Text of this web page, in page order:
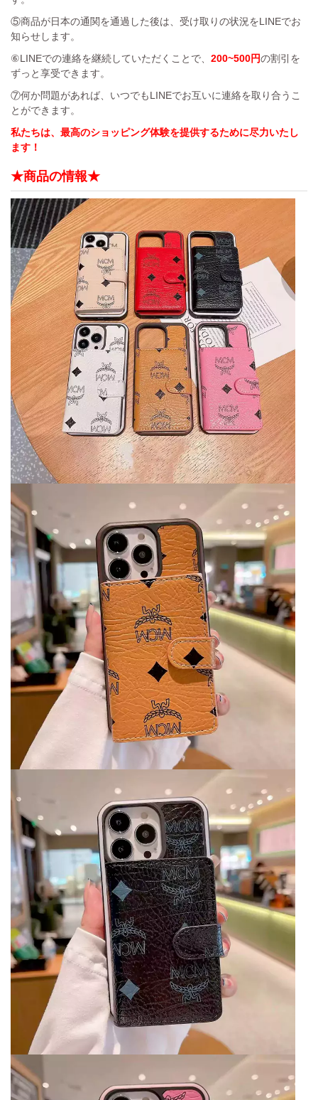
⑤商品が日本の通関を通過した後は、受け取りの状況をLINEでお
知らせします。
⑥LINEでの連絡を継続していただくことで、 200~500円の割引を
ずっと享受できます。
⑦何か問題があれば、いつでもLINEでお互いに連絡を取り合うこ
とができます。
私たちは、最高のショッピング体験を提供するために尽力いたし
ます！
★商品の情報★